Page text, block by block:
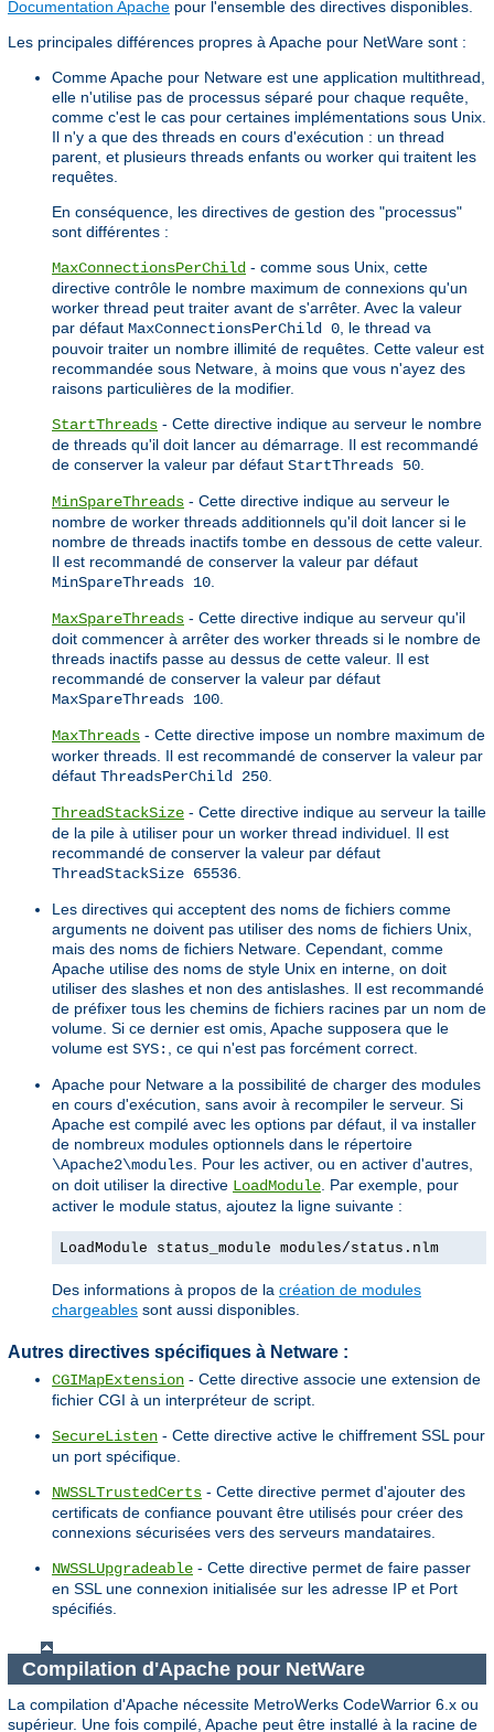
Documentation Apache pour l'ensemble des directives disponibles.
Les principales différences propres à Apache pour NetWare sont :
Comme Apache pour Netware est une application multithread,
elle n'utilise pas de processus séparé pour chaque requête,
comme c'est le cas pour certaines implémentations sous Unix.
Il n'y a que des threads en cours d'exécution : un thread
parent, et plusieurs threads enfants ou worker qui traitent les
requêtes.
En conséquence, les directives de gestion des "processus"
sont différentes :
MaxConnectionsPerChild - comme sous Unix, cette
directive contrôle le nombre maximum de connexions qu'un
worker thread peut traiter avant de s'arrêter. Avec la valeur
par défaut MaxConnectionsPerChild 0 , le thread va
pouvoir traiter un nombre illimité de requêtes. Cette valeur est
recommandée sous Netware, à moins que vous n'ayez des
raisons particulières de la modifier.
StartThreads - Cette directive indique au serveur le nombre
de threads qu'il doit lancer au démarrage. Il est recommandé
de conserver la valeur par défaut StartThreads 50
MinSpareThreads - Cette directive indique au serveur le
nombre de worker threads additionnels qu'il doit lancer si le
nombre de threads inactifs tombe en dessous de cette valeur.
Il est recommandé de conserver la valeur par défaut
MinSpareThreads 10
MaxSpareThreads - Cette directive indique au serveur qu'il
doit commencer à arrêter des worker threads si le nombre de
threads inactifs passe au dessus de cette valeur. Il est
recommandé de conserver la valeur par défaut
MaxSpareThreads 100
MaxThreads - Cette directive impose un nombre maximum de
worker threads. Il est recommandé de conserver la valeur par
défaut ThreadsPerChild 250
ThreadStackSize - Cette directive indique au serveur la taille
de la pile à utiliser pour un worker thread individuel. Il est
recommandé de conserver la valeur par défaut
ThreadStackSize 65536
Les directives qui acceptent des noms de fichiers comme
arguments ne doivent pas utiliser des noms de fichiers Unix,
mais des noms de fichiers Netware. Cependant, comme
Apache utilise des noms de style Unix en interne, on doit
utiliser des slashes et non des antislashes. Il est recommandé
de préfixer tous les chemins de fichiers racines par un nom de
volume. Si ce dernier est omis, Apache supposera que le
volume est SYS: , ce qui n'est pas forcément correct.
Apache pour Netware a la possibilité de charger des modules
en cours d'exécution, sans avoir à recompiler le serveur. Si
Apache est compilé avec les options par défaut, il va installer
de nombreux modules optionnels dans le répertoire
\Apache2\modules . Pour les activer, ou en activer d'autres,
on doit utiliser la directive LoadModule . Par exemple, pour
activer le module status, ajoutez la ligne suivante :
LoadModule status_module modules/status.nlm
Des informations à propos de la création de modules
chargeables sont aussi disponibles.
Autres directives spécifiques à Netware :
CGIMapExtension - Cette directive associe une extension de
fichier CGI à un interpréteur de script.
SecureListen - Cette directive active le chiffrement SSL pour
un port spécifique.
NWSSLTrustedCerts - Cette directive permet d'ajouter des
certificats de confiance pouvant être utilisés pour créer des
connexions sécurisées vers des serveurs mandataires.
NWSSLUpgradeable - Cette directive permet de faire passer
en SSL une connexion initialisée sur les adresse IP et Port
spécifiés.
Compilation d'Apache pour NetWare
La compilation d'Apache nécessite MetroWerks CodeWarrior 6.x ou
supérieur. Une fois compilé, Apache peut être installé à la racine de